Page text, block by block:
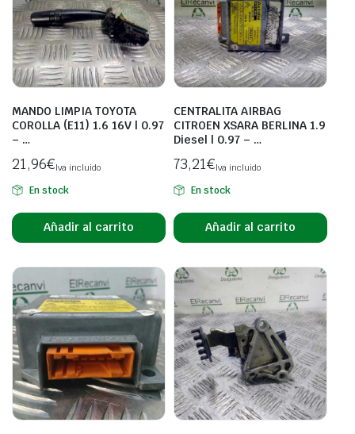
MANDO LIMPIA TOYOTA
COROLLA (E11) 1.6 16V | 0.97
– …
21,96€Iva incluido
En stock
Añadir al carrito
CENTRALITA AIRBAG
CITROEN XSARA BERLINA 1.9
Diesel | 0.97 – …
73,21€Iva incluido
En stock
Añadir al carrito